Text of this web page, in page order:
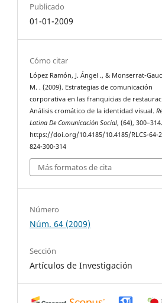
Publicado
01-01-2009
Cómo citar
López Ramón, J. Ángel ., & Monserrat-
M. . (2009). Estrategias de comunicación
corporativa en las franquicias de
Análisis cromático de la identidad visual.
Latina De Comunicación Social, (64), 300–314.
https://doi.org/10.4185/10.4185/RLCS-64-
824-300-314
Más formatos de cita
Número
Núm. 64 (2009)
Sección
Artículos de Investigación